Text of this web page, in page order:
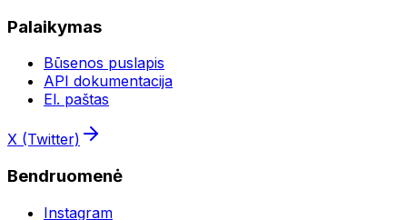
Palaikymas
Būsenos puslapis
API dokumentacija
El. paštas
X (Twitter)
Bendruomenė
Instagram